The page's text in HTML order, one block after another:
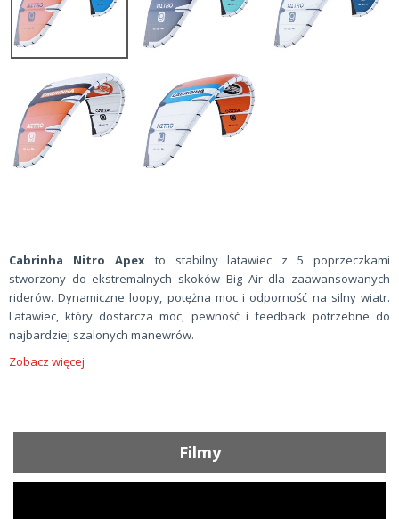
Cabrinha Nitro Apex to stabilny latawiec z 5 poprzeczkami
stworzony do ekstremalnych skoków Big Air dla zaawansowanych
riderów. Dynamiczne loopy, potężna moc i odporność na silny wiatr.
Latawiec, który dostarcza moc, pewność i feedback potrzebne do
najbardziej szalonych manewrów.
Zobacz więcej
Filmy